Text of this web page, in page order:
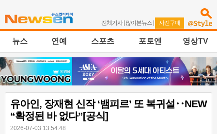
전체기사| 많이본뉴스 | 사진구매
뉴스 연예 스포츠 포토엔 영상TV
유아인, 장재현 신작 ‘뱀피르’ 또 복귀설‥NEW
“확정된 바 없다”[공식]
2026-07-03 13:54:48